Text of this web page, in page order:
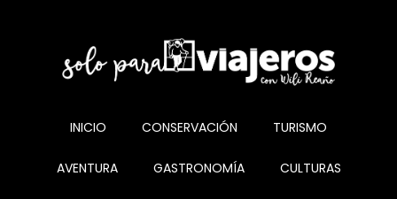
INICIO CONSERVACIÓN TURISMO
AVENTURA GASTRONOMÍA CULTURAS